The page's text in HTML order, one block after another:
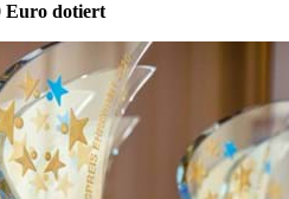
Euro dotiert